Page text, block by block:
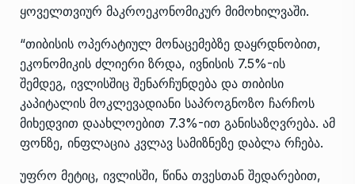
ყოველთვიურ მაკროეკონომიკურ მიმოხილვაში.
“თიბისის ოპერატიულ მონაცემებზე დაყრდნობით,
ეკონომიკის ძლიერი ზრდა, ივნისის 7.5%-ის
შემდეგ, ივლისშიც შენარჩუნდება და თიბისი
კაპიტალის მოკლევადიანი საპროგნოზო ჩარჩოს
მიხედვით დაახლოებით 7.3%-ით განისაზღვრება. ამ
ფონზე, ინფლაცია კვლავ სამიზნეზე დაბლა რჩება.
უფრო მეტიც, ივლისში, წინა თვესთან შედარებით,